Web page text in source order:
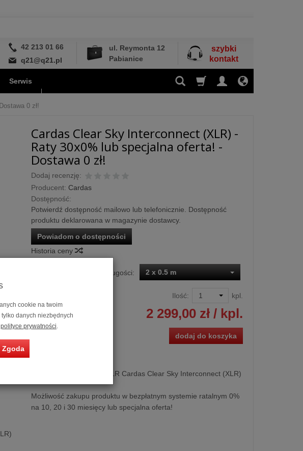
42 213 01 66
q21@q21.pl
ul. Reymonta 12
Pabianice
szybki
kontakt
Serwis
0 zł!
Cardas Clear Sky Interconnect (XLR) -
Raty 30x0% lub specjalna oferta! -
Dostawa 0 zł!
Dodaj recenzję:
Producent: Cardas
Dostępność:
Potwierdź dostępność mailowo lub telefonicznie. Dostępność
produktu deklarowana w magazynie dostawcy.
Powiadom o dostępności
Historia ceny
Dostępne długości: 2 x 0.5 m
Ilość: kpl.
2 299,00 zł/ kpl.
dodaj do koszyka
Interkonekt analogowy XLR Cardas Clear Sky Interconnect (XLR)
Możliwość zakupu produktu w bezpłatnym systemie ratalnym 0%
na 10, 20 i 30 miesięcy lub specjalna oferta!
cookie na twoim
danych niezbędnych
polityce prywatności.
Zgoda